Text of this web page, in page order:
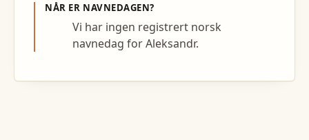
NÅR ER NAVNEDAGEN?
Vi har ingen registrert norsk
navnedag for Aleksandr.